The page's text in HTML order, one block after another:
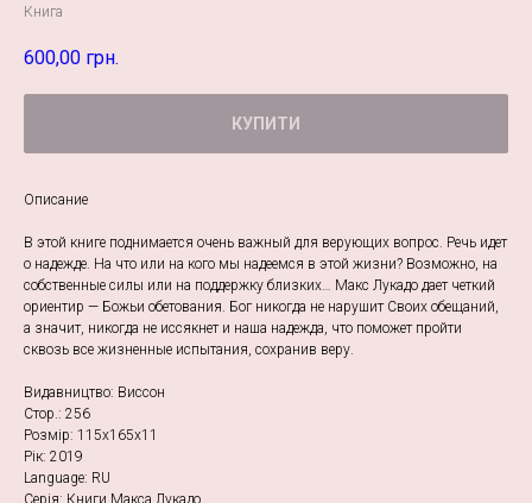
Книга
600,00 грн.
КУПИТИ
Описание
В этой книге поднимается очень важный для верующих вопрос. Речь идет
о надежде. На что или на кого мы надеемся в этой жизни? Возможно, на
собственные силы или на поддержку близких… Макс Лукадо дает четкий
ориентир — Божьи обетования. Бог никогда не нарушит Своих обещаний,
а значит, никогда не иссякнет и наша надежда, что поможет пройти
сквозь все жизненные испытания, сохранив веру.
Видавництво: Виссон
Стор.: 256
Розмір: 115х165х11
Рік: 2019
Language: RU